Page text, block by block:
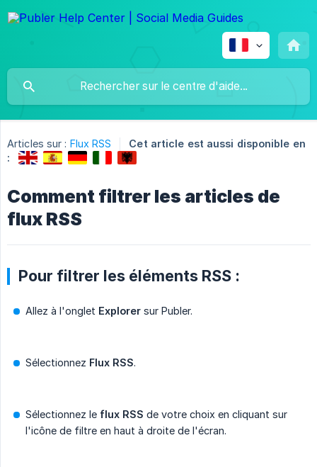
Articles sur : Flux RSS
Cet article est aussi disponible en
:
Comment filtrer les articles de
flux RSS
Pour filtrer les éléments RSS :
Allez à l'onglet Explorer sur Publer.
Sélectionnez Flux RSS.
Sélectionnez le flux RSS de votre choix en cliquant sur
l'icône de filtre en haut à droite de l'écran.